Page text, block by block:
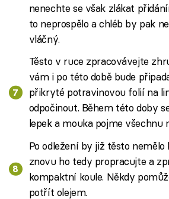
nenechte se však zlákat
to neprospělo a chléb by pak
vláčný.
Těsto v ruce zpracovávejte
vám i po této době bude
přikryté potravinovou folií na
odpočinout. Během této doby
lepek a mouka pojme všechnu
Po odležení by již těsto
znovu ho tedy propracujte a
kompaktní koule. Někdy
potřít olejem.